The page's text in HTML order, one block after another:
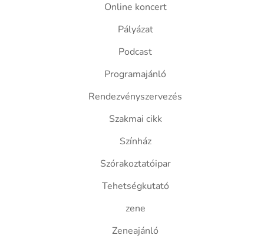
Online koncert
Pályázat
Podcast
Programajánló
Rendezvényszervezés
Szakmai cikk
Színház
Szórakoztatóipar
Tehetségkutató
zene
Zeneajánló